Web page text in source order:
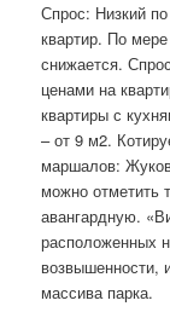
Спрос: Низкий
квартир. По
снижается.
ценами на
квартиры с
– от 9 м2.
маршалов:
можно отметить
авангардную.
расположенных
возвышенности,
массива парка.